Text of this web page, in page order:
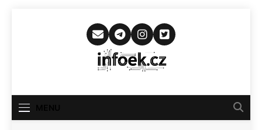
Infoek.cz
Novinkám